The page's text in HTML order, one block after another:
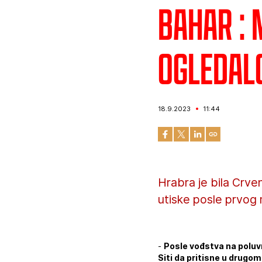
Bahar :
18.9.2023 11:44
Hrabra je bila
utiske posle prvog
- Posle vođstva na
Siti da pritisne u